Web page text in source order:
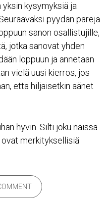
kysymyksiä ja
pyydän pareja
sanon osallistujille,
jotka sanovat yhden
loppuun ja annetaan
vielä uusi kierros, jos
että hiljaisetkin äänet
hyvin. Silti joku näissä
merkityksellisiä